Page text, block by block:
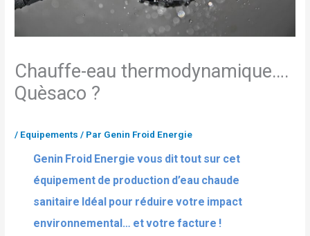
Chauffe-eau thermodynamique….
Quèsaco ?
/ Equipements / Par Genin Froid Energie
Genin Froid Energie vous dit tout sur cet
équipement de production d’eau chaude
sanitaire Idéal pour réduire votre impact
environnemental… et votre facture !